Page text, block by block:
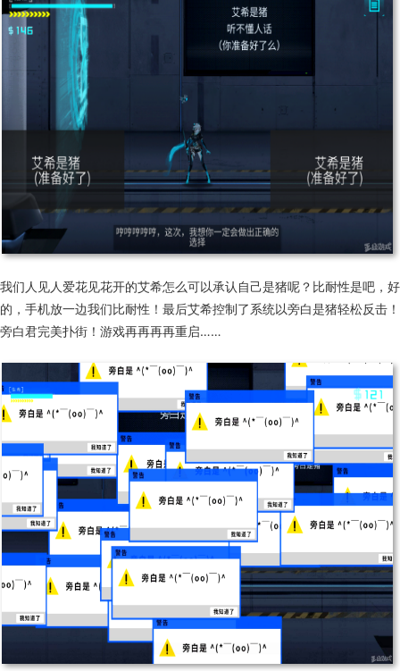
我们人见人爱花见花开的艾希怎么可以承认自己是猪呢？比耐性是吧，好
的，手机放一边我们比耐性！最后艾希控制了系统以旁白是猪轻松反击！
旁白君完美扑街！游戏再再再再重启……